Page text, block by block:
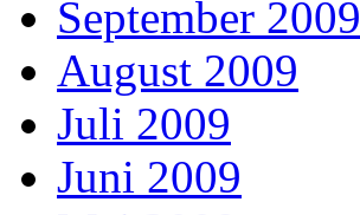
September 2009
August 2009
Juli 2009
Juni 2009